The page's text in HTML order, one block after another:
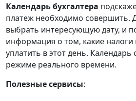
Календарьбухгалтера
платеж необходимо совершить.
выбрать интересующую дату, и
информация о том, какие
уплатить в этот день. Календарь
режиме реального времени.
Полезные сервисы: